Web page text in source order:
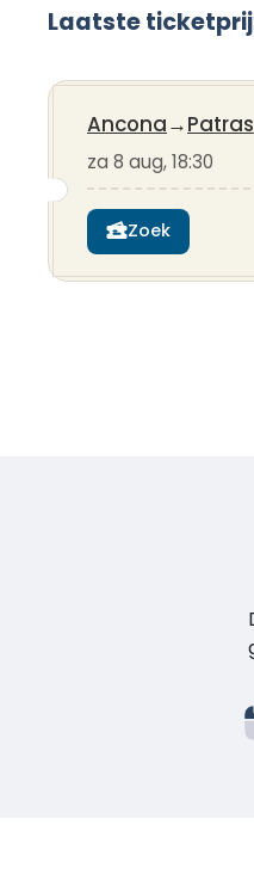
Laatste
Ancona→Patras
za 8 aug, 18:30
Zoek